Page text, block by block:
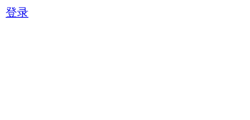
登录